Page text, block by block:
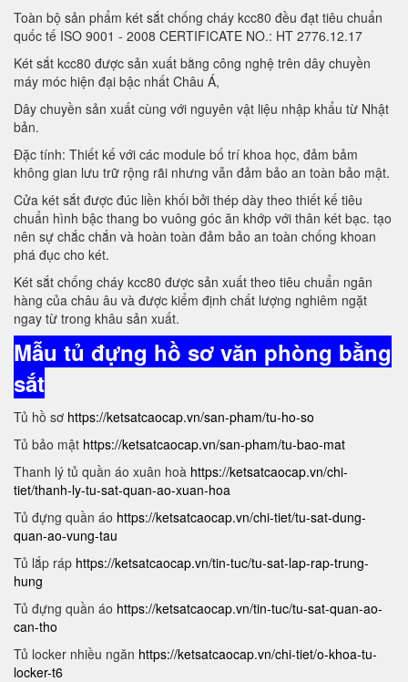
Toàn bộ sản phẩm két sắt chống cháy kcc80 đều đạt tiêu chuẩn
quốc tế ISO 9001 - 2008 CERTIFICATE NO.: HT 2776.12.17
Két sắt kcc80 được sản xuất bằng công nghệ trên dây chuyền
máy móc hiện đại bậc nhất Châu Á,
Dây chuyền sản xuất cùng với nguyên vật liệu nhập khẩu từ Nhật
bản.
Đặc tính: Thiết kế với các module bố trí khoa học, đảm bảm
không gian lưu trữ rộng rãi nhưng vẫn đảm bảo an toàn bảo mật.
Cửa két sắt được đúc liền khối bởi thép dày theo thiết kế tiêu
chuẩn hình bậc thang bo vuông góc ăn khớp với thân két bạc. tạo
nên sự chắc chắn và hoàn toàn đảm bảo an toàn chống khoan
phá đục cho két.
Két sắt chống cháy kcc80 được sản xuất theo tiêu chuẩn ngân
hàng của châu âu và được kiểm định chất lượng nghiêm ngặt
ngay từ trong khâu sản xuất.
Mẫu tủ đựng hồ sơ văn phòng bằng
sắt
Tủ hồ sơ https://ketsatcaocap.vn/san-pham/tu-ho-so
Tủ bảo mật https://ketsatcaocap.vn/san-pham/tu-bao-mat
Thanh lý tủ quần áo xuân hoà https://ketsatcaocap.vn/chi-
tiet/thanh-ly-tu-sat-quan-ao-xuan-hoa
Tủ đựng quần áo https://ketsatcaocap.vn/chi-tiet/tu-sat-dung-
quan-ao-vung-tau
Tủ lắp ráp https://ketsatcaocap.vn/tin-tuc/tu-sat-lap-rap-trung-
hung
Tủ đựng quần áo https://ketsatcaocap.vn/tin-tuc/tu-sat-quan-ao-
can-tho
Tủ locker nhiều ngăn https://ketsatcaocap.vn/chi-tiet/o-khoa-tu-
locker-t6